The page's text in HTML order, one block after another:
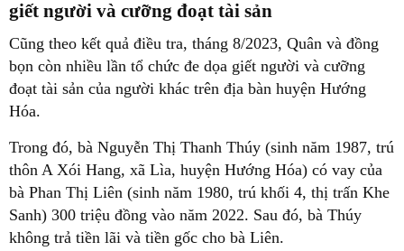
giết người và cưỡng đoạt tài sản
Cũng theo kết quả điều tra, tháng 8/2023, Quân và đồng
bọn còn nhiều lần tổ chức đe dọa giết người và cưỡng
đoạt tài sản của người khác trên địa bàn huyện Hướng
Hóa.
Trong đó, bà Nguyễn Thị Thanh Thúy (sinh năm 1987, trú
thôn A Xói Hang, xã Lìa, huyện Hướng Hóa) có vay của
bà Phan Thị Liên (sinh năm 1980, trú khối 4, thị trấn Khe
Sanh) 300 triệu đồng vào năm 2022. Sau đó, bà Thúy
không trả tiền lãi và tiền gốc cho bà Liên.